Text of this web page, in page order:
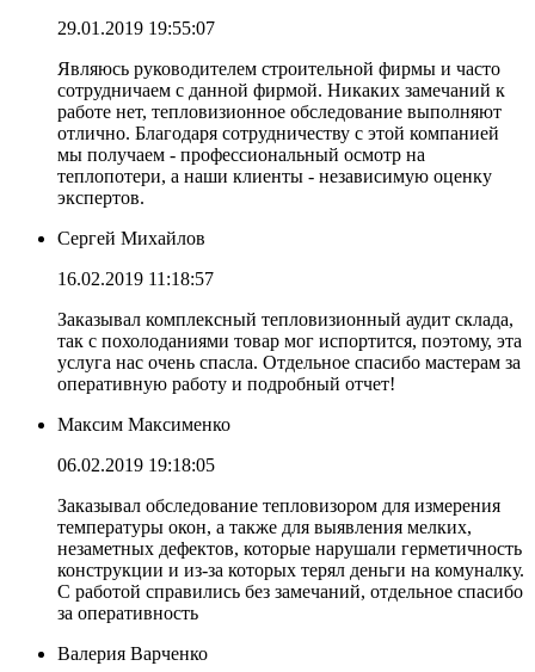
29.01.2019 19:55:07
Являюсь руководителем строительной фирмы и часто
сотрудничаем с данной фирмой. Никаких замечаний к
работе нет, тепловизионное обследование выполняют
отлично. Благодаря сотрудничеству с этой компанией
мы получаем - профессиональный осмотр на
теплопотери, а наши клиенты - независимую оценку
экспертов.
Сергей Михайлов
16.02.2019 11:18:57
Заказывал комплексный тепловизионный аудит склада,
так с похолоданиями товар мог испортится, поэтому, эта
услуга нас очень спасла. Отдельное спасибо мастерам за
оперативную работу и подробный отчет!
Максим Максименко
06.02.2019 19:18:05
Заказывал обследование тепловизором для измерения
температуры окон, а также для выявления мелких,
незаметных дефектов, которые нарушали герметичность
конструкции и из-за которых терял деньги на комуналку.
С работой справились без замечаний, отдельное спасибо
за оперативность
Валерия Варченко